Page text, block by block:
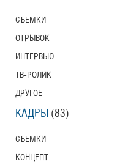
СЪЕМКИ
ОТРЫВОК
ИНТЕРВЬЮ
ТВ-РОЛИК
ДРУГОЕ
КАДРЫ (83)
СЪЕМКИ
КОНЦЕПТ